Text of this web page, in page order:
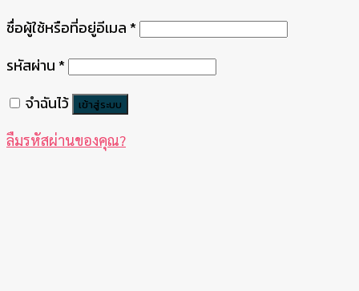
ชื่อผู้ใช้หรือที่อยู่อีเมล*
รหัสผ่าน*
จำฉันไว้ เข้าสู่ระบบ
ลืมรหัสผ่านของคุณ?